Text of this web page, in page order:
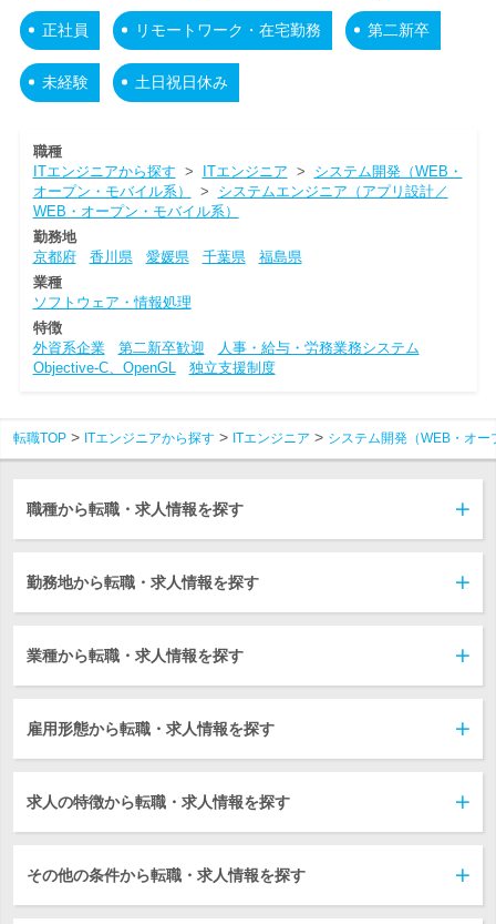
正社員 リモートワーク・在宅勤務 第二新卒
未経験 土日祝日休み
職種
ITエンジニアから探す > ITエンジニア > システム開発（WEB・
オープン・モバイル系）
> システムエンジニア（アプリ設計／
WEB・オープン・モバイル系）
勤務地
京都府
香川県 愛媛県 千葉県
福島県
業種
ソフトウェア・情報処理
特徴
外資系企業
第二新卒歓迎
人事・給与・労務業務システム
Objective-C、OpenGL
独立支援制度
転職TOP ITエンジニアから探す ITエンジニア システム開発（WEB・オ
職種から転職・求人情報を探す
勤務地から転職・求人情報を探す
業種から転職・求人情報を探す
雇用形態から転職・求人情報を探す
求人の特徴から転職・求人情報を探す
その他の条件から転職・求人情報を探す